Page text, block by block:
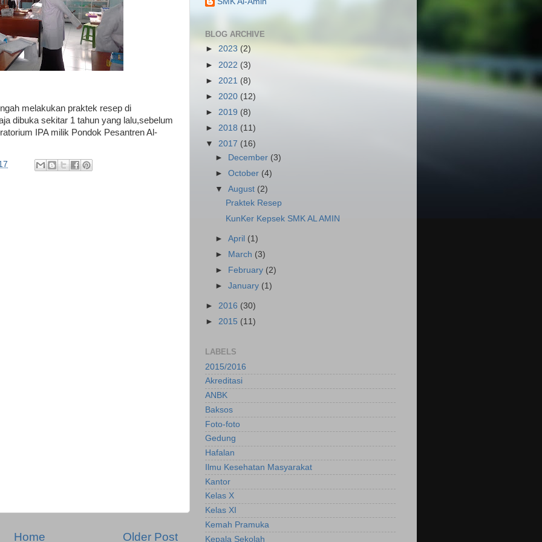
melakukan praktek resep di
dibuka sekitar 1 tahun yang lalu,sebelum
IPA milik Pondok Pesantren Al-
Older Post
Home
BLOG ARCHIVE
► 2023 (2)
► 2022 (3)
► 2021 (8)
► 2020 (12)
► 2019 (8)
► 2018 (11)
▼ 2017 (16)
►
December (3)
►October (4)
▼August (2)
Praktek Resep
KunKer Kepsek SMK AL AMIN
►April (1)
►
March (3)
►
February (2)
►January (1)
► 2016 (30)
► 2015 (11)
LABELS
2015/2016
Akreditasi
ANBK
Baksos
Foto-foto
Gedung
Hafalan
Ilmu Kesehatan Masyarakat
Kantor
Kelas X
Kelas XI
Kemah Pramuka
Kepala Sekolah